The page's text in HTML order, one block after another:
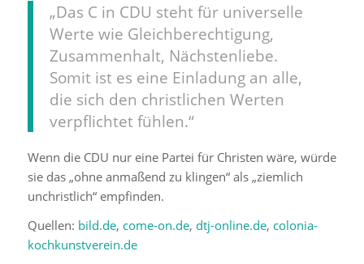
„Das C in CDU steht für universelle
Werte wie Gleichberechtigung,
Zusammenhalt, Nächstenliebe.
Somit ist es eine Einladung an alle,
die sich den christlichen Werten
verpflichtet fühlen.“
Wenn die CDU nur eine Partei für Christen wäre, würde
sie das „ohne anmaßend zu klingen“ als „ziemlich
unchristlich“ empfinden.
Quellen: bild.de, come-on.de, dtj-online.de, colonia-
kochkunstverein.de